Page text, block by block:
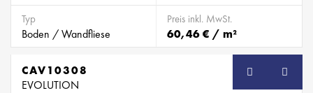
Typ
Boden / Wandfliese
Preis inkl. MwSt.
60,46 € / m²
CAV10308
EVOLUTION